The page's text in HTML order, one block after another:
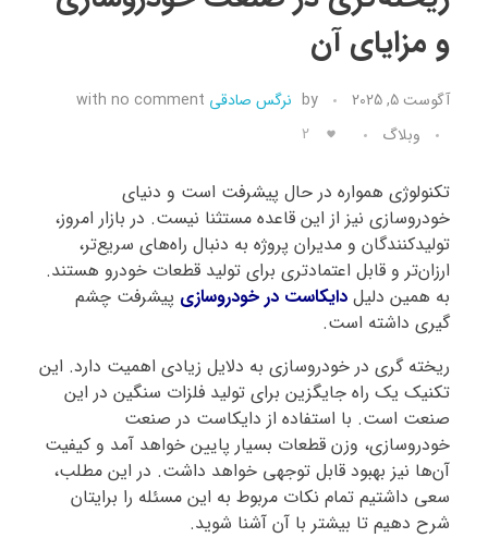
تماس با ما
و مزایای آن
آگوست 5, 2025 by نرگس صادقی with no comment
وبلاگ
2
تکنولوژی همواره در حال پیشرفت است و دنیای
خودروسازی نیز از این قاعده مستثنا نیست. در بازار امروز،
تولیدکنندگان و مدیران پروژه به دنبال راه‌های سریع‌تر،
ارزان‌تر و قابل اعتمادتری برای تولید قطعات خودرو هستند.
به همین دلیل دایکاست در خودروسازی پیشرفت چشم
گیری داشته است.
ریخته گری در خودروسازی به دلایل زیادی اهمیت دارد. این
تکنیک یک راه جایگزین برای تولید فلزات سنگین در این
صنعت است. با استفاده از دایکاست در صنعت
خودروسازی، وزن قطعات بسیار پایین خواهد آمد و کیفیت
آن‌ها نیز بهبود قابل توجهی خواهد داشت. در این مطلب،
سعی داشتیم تمام نکات مربوط به این مسئله را برایتان
شرح دهیم تا بیشتر با آن آشنا شوید.